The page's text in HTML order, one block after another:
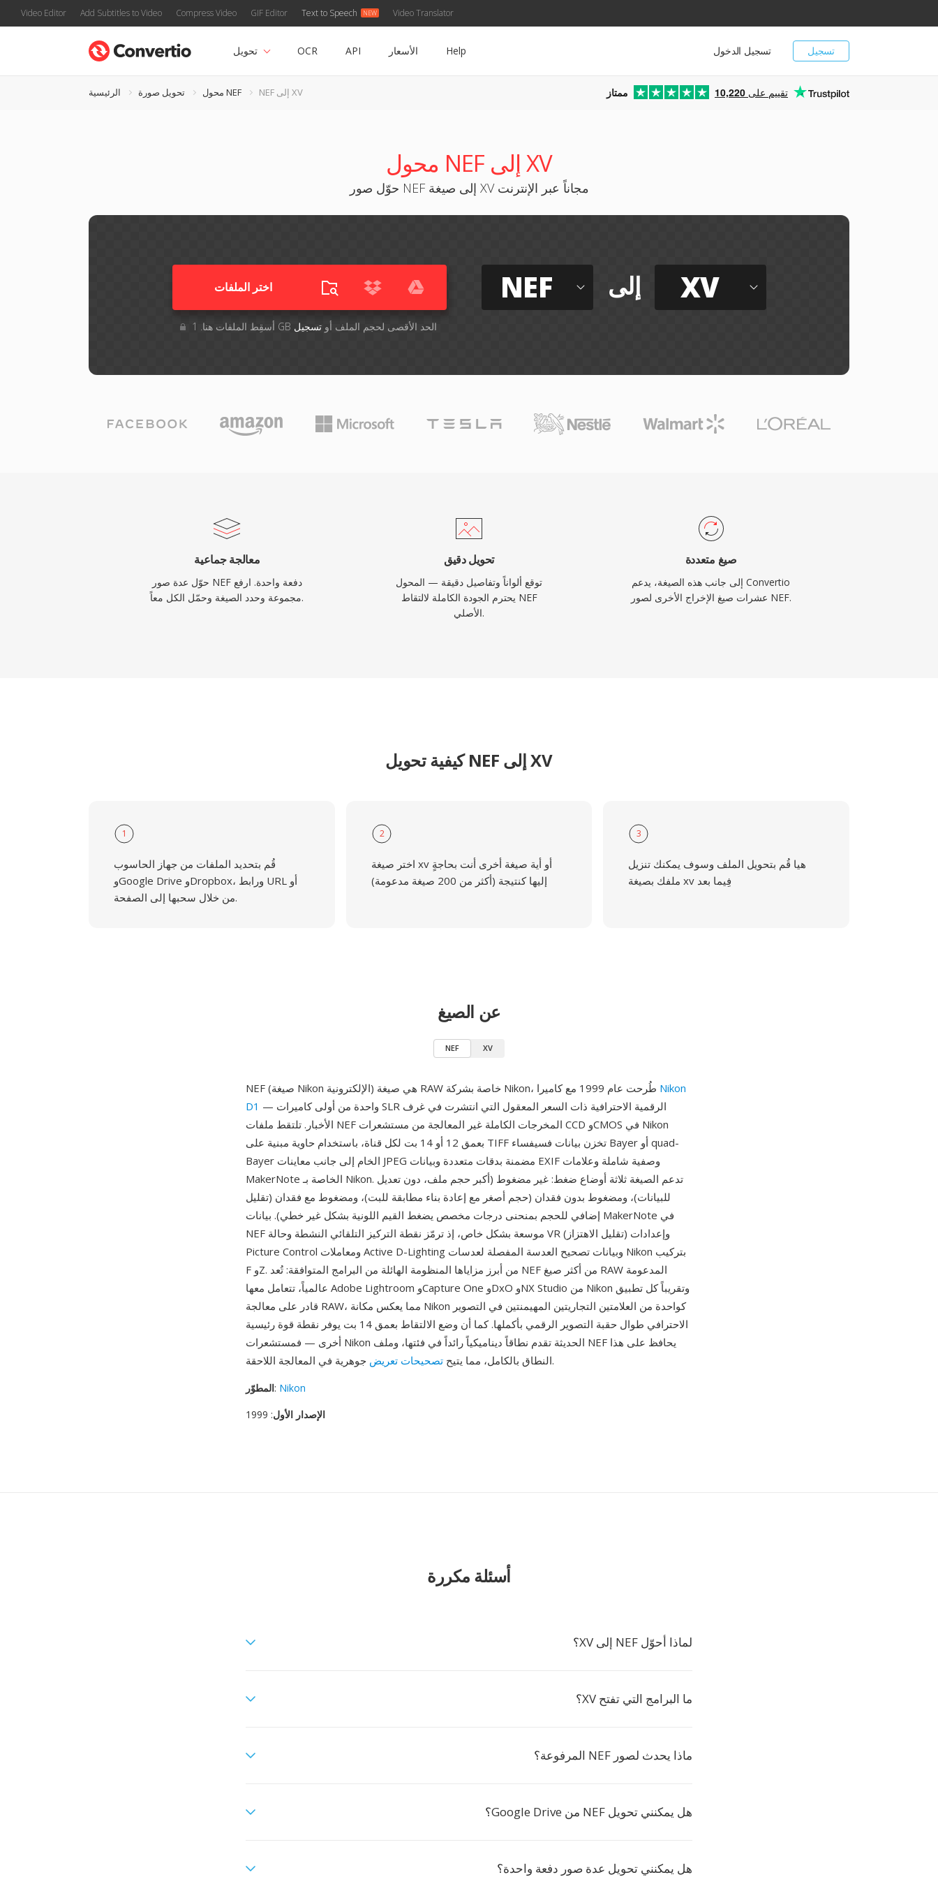
Video Editor Add Subtitles to Video Compress Video GIF Editor Text to Speech Video Translator
تسجيل تسجيل الدخول تحويل OCR API الأسعار Help
الرئيسية تحويل صورة محول NEF NEF إلى XV ممتاز 10,220 تقييم على
محول NEF إلى XV
حوّل صور NEF إلى صيغة XV مجاناً عبر الإنترنت
اختر الملفات
أسقِط الملفات هنا. 1 GB الحد الأقصى لحجم الملف أوتسجيل
NEF إلى XV
معالجة جماعية
حوّل عدة صور NEF دفعة واحدة. ارفع
مجموعة وحدد الصيغة وحمّل الكل معاً.
تحويل دقيق
توقع ألواناً وتفاصيل دقيقة — المحول
يحترم الجودة الكاملة لالتقاط NEF
الأصلي.
صيغ متعددة
إلى جانب هذه الصيغة، يدعم Convertio
عشرات صيغ الإخراج الأخرى لصور NEF.
كيفية تحويل NEF إلى XV
1
قُم بتحديد الملفات من جهاز الحاسوب
وGoogle Drive وDropbox، ورابط URL أو
من خلال سحبها إلى الصفحة.
2
اختر صيغة xv أو أية صيغة أخرى أنت بحاجةٍ
إليها كنتيجة (أكثر من 200 صيغة مدعومة)
3
هيا قُم بتحويل الملف وسوف يمكنك تنزيل
ملفك بصيغة xv فِيما بعد
عن الصيغ
NEF XV
Nikon
D1 — واحدة من أولى كاميرات SLR الرقمية الاحترافية ذات السعر المعقول التي انتشرت في غرف
الأخبار. تلتقط ملفات NEF المخرجات الكاملة غير المعالجة من مستشعرات CCD وCMOS في Nikon
بعمق 12 أو 14 بت لكل قناة، باستخدام حاوية مبنية على TIFF تخزن بيانات فسيفساء Bayer أو quad-
Bayer الخام إلى جانب معاينات JPEG مضمنة بدقات متعددة وبيانات EXIF وصفية شاملة وعلامات
MakerNote الخاصة بـ Nikon. تدعم الصيغة ثلاثة أوضاع ضغط: غير مضغوط (أكبر حجم ملف، دون تعديل
للبيانات)، ومضغوط بدون فقدان (حجم أصغر مع إعادة بناء مطابقة للبت)، ومضغوط مع فقدان (تقليل
إضافي للحجم بمنحنى درجات مخصص يضغط القيم اللونية بشكل غير خطي). بيانات MakerNote في
NEF موسعة بشكل خاص، إذ ترمّز نقطة التركيز التلقائي النشطة وحالة VR (تقليل الاهتزاز) وإعدادات
Picture Control ومعاملات Active D-Lighting وبيانات تصحيح العدسة المفصلة لعدسات Nikon بتركيب
F وZ. من أبرز مزاياها المنظومة الهائلة من البرامج المتوافقة: تُعد NEF من أكثر صيغ RAW المدعومة
عالمياً، تتعامل معها Adobe Lightroom وCapture One وDxO وNX Studio من Nikon وتقريباً كل تطبيق
قادر على معالجة RAW، مما يعكس مكانة Nikon كواحدة من العلامتين التجاريتين المهيمنتين في التصوير
الاحترافي طوال حقبة التصوير الرقمي بأكملها. كما أن وضع الالتقاط بعمق 14 بت يوفر نقطة قوة رئيسية
أخرى — فمستشعرات Nikon الحديثة تقدم نطاقاً ديناميكياً رائداً في فئتها، وملف NEF يحافظ على هذا
النطاق بالكامل، مما يتيح تصحيحات تعريض جوهرية في المعالجة اللاحقة.
المطوّر: Nikon
الإصدار الأول: 1999
أسئلة مكررة
لماذا أحوّل NEF إلى XV؟
ما البرامج التي تفتح XV؟
ماذا يحدث لصور NEF المرفوعة؟
هل يمكنني تحويل NEF من Google Drive؟
هل يمكنني تحويل عدة صور دفعة واحدة؟